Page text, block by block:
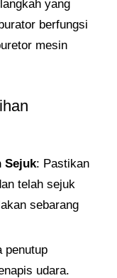
yang
berfungsi
mesin
Sejuk: Pastikan
telah sejuk
sebarang
penutup
udara.